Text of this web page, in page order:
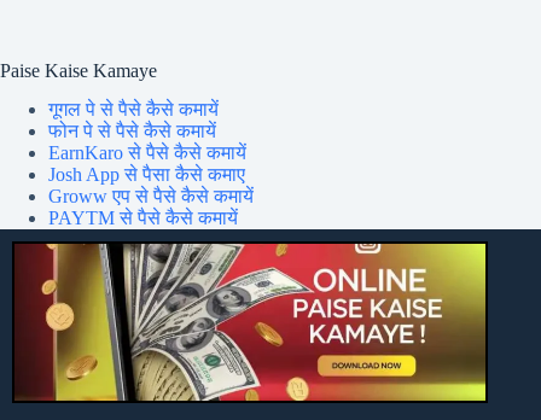
Paise Kaise Kamaye
गूगल पे से पैसे कैसे कमायें
फोन पे से पैसे कैसे कमायें
EarnKaro से पैसे कैसे कमायें
Josh App से पैसा कैसे कमाए
Groww एप से पैसे कैसे कमायें
PAYTM से पैसे कैसे कमायें